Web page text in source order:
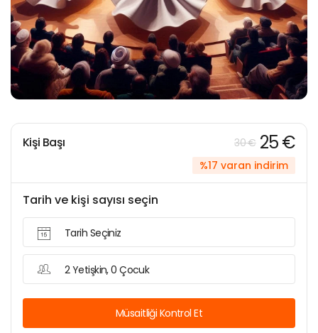
Kişi Başı 30 € 25 €
%17 varan indirim
Tarih ve kişi sayısı seçin
Tarih Seçiniz
2 Yetişkin, 0 Çocuk
Müsaitliği Kontrol Et